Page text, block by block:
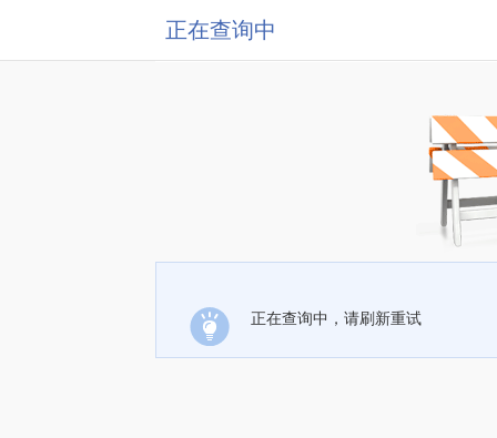
正在查询中
正在查询中，请刷新重试